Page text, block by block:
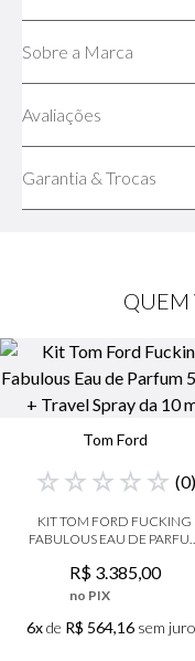
Sobre a Marca
Avaliações
Garantia & Trocas
QUEM
Tom Ford
☆ ☆ ☆ ☆ ☆ (0)
KIT TOM FORD FUCKING
FABULOUS EAU DE PARFUM
ML
R$ 3. 385,00
no PIX
6xde R$ 564,16sem